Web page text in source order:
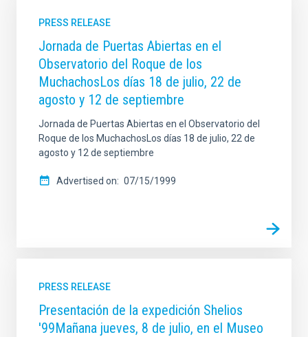
PRESS RELEASE
Jornada de Puertas Abiertas en el
Observatorio del Roque de los
MuchachosLos días 18 de julio, 22 de
agosto y 12 de septiembre
Jornada de Puertas Abiertas en el Observatorio del
Roque de los MuchachosLos días 18 de julio, 22 de
agosto y 12 de septiembre
Advertised on 07/15/1999
PRESS RELEASE
Presentación de la expedición Shelios
'99Mañana jueves, 8 de julio, en el Museo